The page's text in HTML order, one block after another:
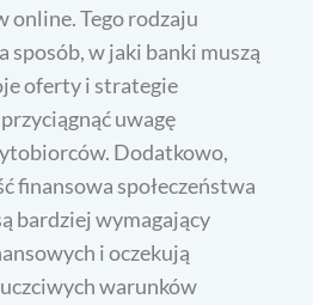
online. Tego rodzaju
sposób, w jaki banki muszą
oferty i strategie
uwagę
Dodatkowo,
finansowa społeczeństwa
bardziej wymagający
i oczekują
warunków